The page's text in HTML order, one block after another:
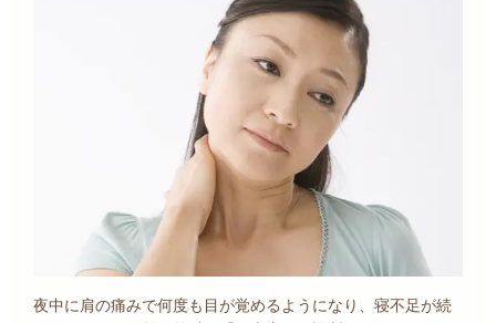
夜中に肩の痛みで何度も目が覚めるようになり、寝不足が続